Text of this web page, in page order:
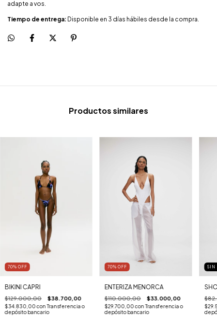
adapte a vos.
Tiempo de entrega: Disponible en 3 días hábiles desde la compra.
Productos similares
70% OFF
BIKINI CAPRI
$129.000,00 $38.700,00
$34.830,00con Transferencia o
depósito bancario
70% OFF
ENTERIZA MENORCA
$110.000,00 $33.000,00
$29.700,00con Transferencia o
depósito bancario
SIN